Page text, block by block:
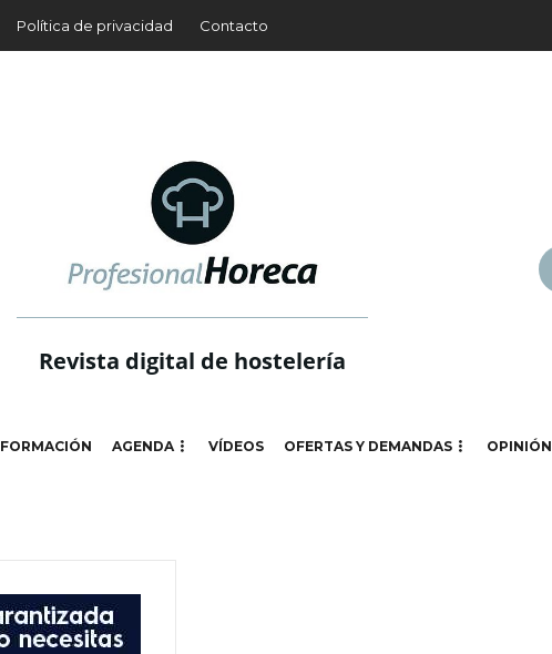
Política de privacidad Contacto
Revista digital de hostelería
FORMACIÓN AGENDA VÍDEOS OFERTAS Y DEMANDAS OPINIÓN